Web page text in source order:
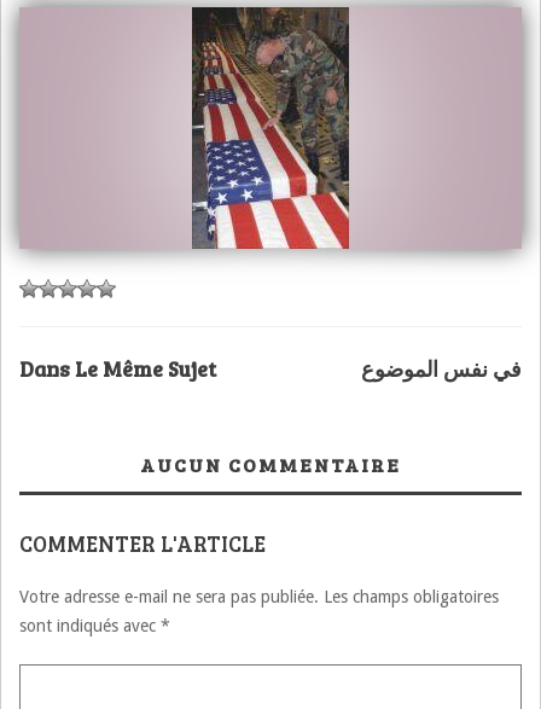
Dans Le Même Sujet في نفس الموضوع
AUCUN COMMENTAIRE
COMMENTER L'ARTICLE
Votre adresse e-mail ne sera pas publiée. Les champs obligatoires
sont indiqués avec *